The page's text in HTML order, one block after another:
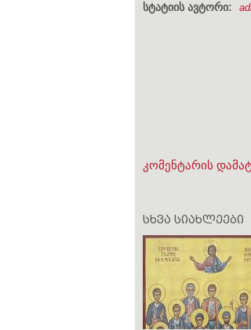
სტატიის ავტორი:
კომენტარის
სხვა სიახლეები